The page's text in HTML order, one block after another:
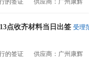
的签证 供应商：广州康辉
点收齐材料当日出签 受理
的签证 供应商：广州康辉